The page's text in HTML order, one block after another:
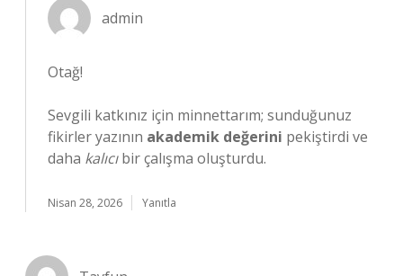
admin
Otağ!
Sevgili katkınız için minnettarım; sunduğunuz
fikirler yazının akademik değerini pekiştirdi ve
daha kalıcıbir çalışma oluşturdu.
Nisan 28, 2026 Yanıtla